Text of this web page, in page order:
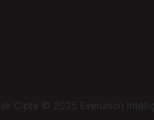
Cipta © 2025 Everunion